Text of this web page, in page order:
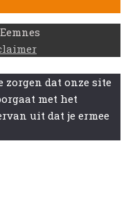
zorgen dat onze site
met het
uit dat je ermee